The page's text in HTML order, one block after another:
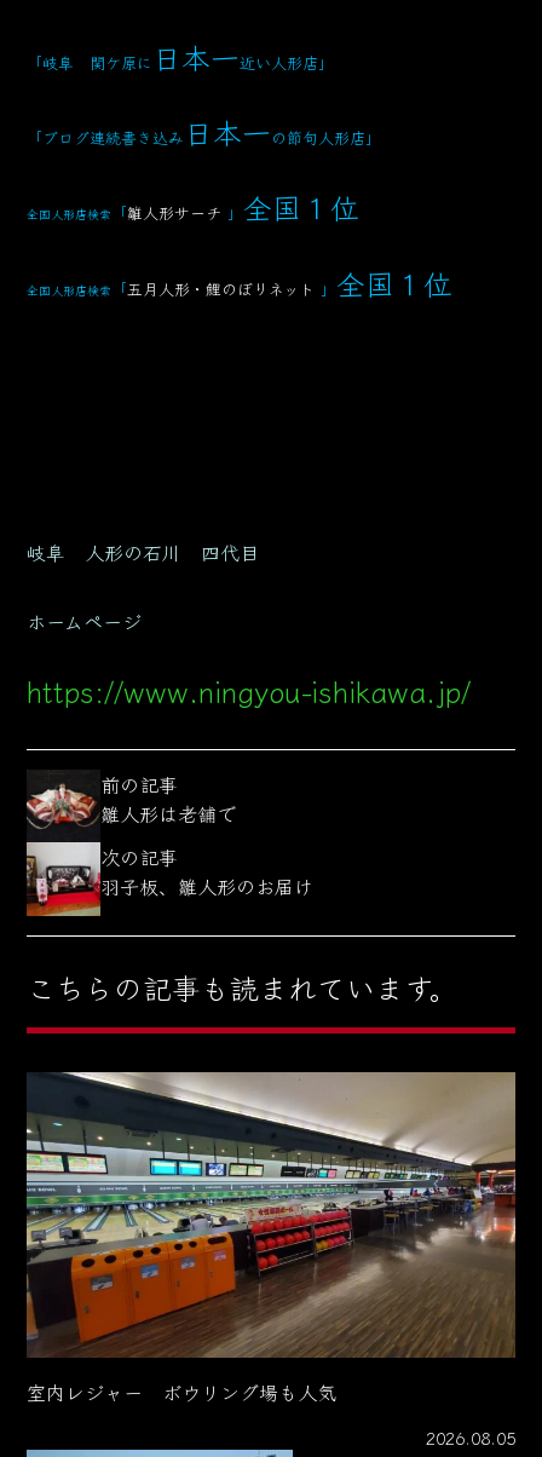
「岐阜 関ケ原に 日本一近い人形店 」
「ブログ連続書き込み 日本一 の節句人形店」
全国人形店検索 「雛人形サーチ 」 全国１位
全国人形店検索 「五月人形・鯉のぼりネット 」 全国１位
岐阜 人形の石川 四代目
ホームページ
https://www.ningyou-ishikawa.jp/
前の記事
雛人形は老舗で
次の記事
羽子板、雛人形のお届け
こちらの記事も読まれています。
室内レジャー ボウリング場も人気
2026.08.05